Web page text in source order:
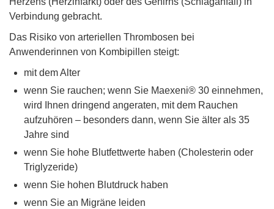
Verbindung gebracht.
Das Risiko von arteriellen Thrombosen bei
Anwenderinnen von Kombipillen steigt:
mit dem Alter
wenn Sie rauchen; wenn Sie Maexeni® 30 einnehmen,
wird Ihnen dringend angeraten, mit dem Rauchen
aufzuhören – besonders dann, wenn Sie älter als 35
Jahre sind
wenn Sie hohe Blutfettwerte haben (Cholesterin oder
Triglyzeride)
wenn Sie hohen Blutdruck haben
wenn Sie an Migräne leiden